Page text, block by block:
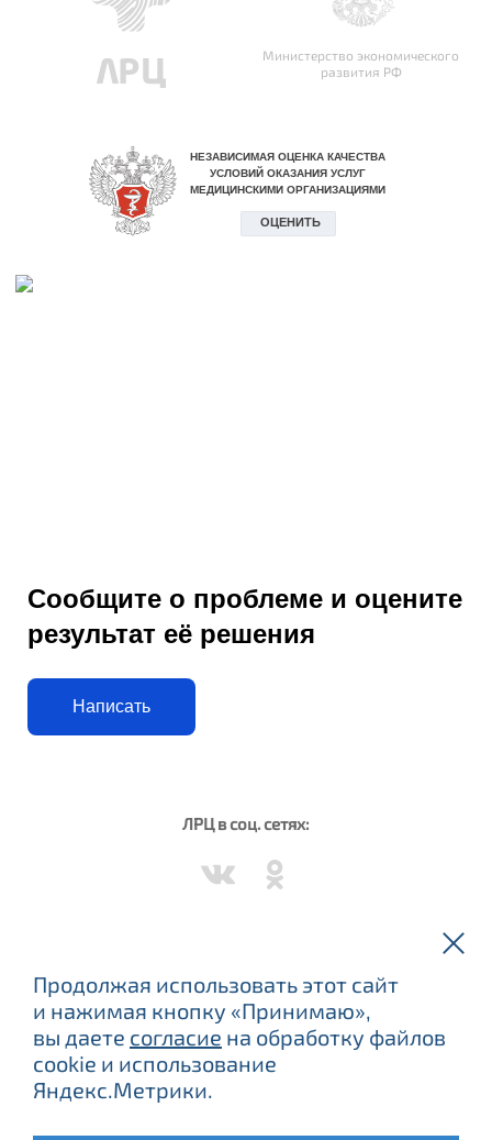
Министерство экономического
развития РФ
Сообщите о проблеме и оцените
результат её решения
Написать
ЛРЦ в соц. сетях:
ЕСТЬ ПРОТИВОПОКАЗАНИЯ, ПОСОВЕТУЙТЕСЬ С ВРАЧОМ.
Продолжая использовать этот сайт
и нажимая кнопку «Принимаю»,
вы даете согласие на обработку файлов
cookie и использование
Яндекс.Метрики.